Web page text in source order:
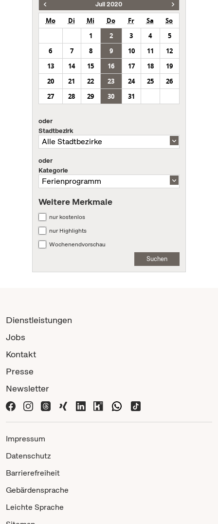
Juli 2020
Mo Di Mi Do Fr Sa
So
1
2 3 4
5
6
7 8 9 10 11
12
13
14 15 16 17 18
19
20
21 22 23 24 25
26
27
28 29 30 31
oder
Stadtbezirk
oder
Kategorie
Weitere Merkmale
nur kostenlos
nur Highlights
Wochenendvorschau
Suchen
Dienstleistungen
Jobs
Kontakt
Presse
Newsletter
Impressum
Datenschutz
Barrierefreiheit
Gebärdensprache
Leichte Sprache